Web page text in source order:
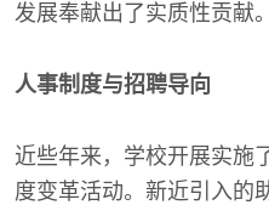
发展奉献出了实质性贡献。
人事制度与招聘导向
近些年来，学校开展实施
度变革活动。新近引入的